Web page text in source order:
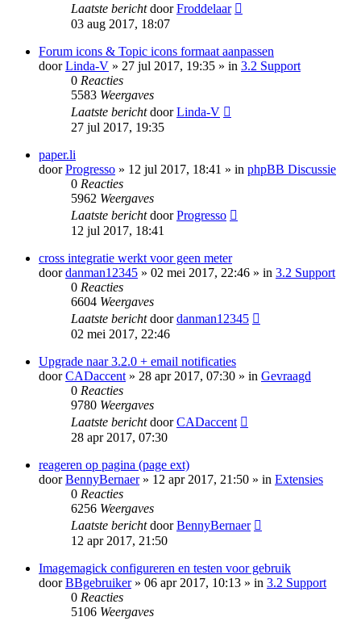
Laatste berichtdoorFroddelaar
03 aug 2017, 18:07
Forum icons & Topic icons formaat aanpassen
doorLinda-V » 27 jul 2017, 19:35 » in 3.2 Support
0 Reacties
5583 Weergaves
Laatste berichtdoorLinda-V
27 jul 2017, 19:35
paper.li
doorProgresso » 12 jul 2017, 18:41 » in phpBB Discussie
0 Reacties
5962 Weergaves
Laatste berichtdoorProgresso
12 jul 2017, 18:41
cross integratie werkt voor geen meter
doordanman12345 » 02 mei 2017, 22:46 » in 3.2 Support
0 Reacties
6604 Weergaves
Laatste berichtdoordanman12345
02 mei 2017, 22:46
Upgrade naar 3.2.0 + email notificaties
doorCADaccent» 28 apr 2017, 07:30 » in Gevraagd
0 Reacties
9780 Weergaves
Laatste berichtdoorCADaccent
28 apr 2017, 07:30
reageren op pagina (page ext)
doorBennyBernaer» 12 apr 2017, 21:50 » in Extensies
0 Reacties
6256 Weergaves
Laatste berichtdoorBennyBernaer
12 apr 2017, 21:50
Imagemagick configureren en testen voor gebruik
doorBBgebruiker» 06 apr 2017, 10:13 » in 3.2 Support
0 Reacties
5106 Weergaves